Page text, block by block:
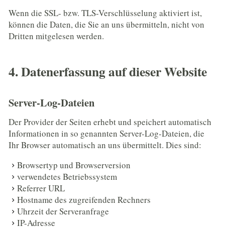
Wenn die SSL- bzw. TLS-Verschlüsselung aktiviert ist,
können die Daten, die Sie an uns übermitteln, nicht von
Dritten mitgelesen werden.
4. Datenerfassung auf dieser Website
Server-Log-Dateien
Der Provider der Seiten erhebt und speichert automatisch
Informationen in so genannten Server-Log-Dateien, die
Ihr Browser automatisch an uns übermittelt. Dies sind:
Browsertyp und Browserversion
verwendetes Betriebssystem
Referrer URL
Hostname des zugreifenden Rechners
Uhrzeit der Serveranfrage
IP-Adresse